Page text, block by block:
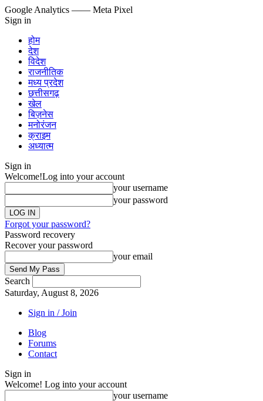
Google Analytics —— Meta Pixel
Sign in
होम
देश
विदेश
राजनीतिक
मध्य प्रदेश
छत्तीसगढ़
खेल
बिज़नेस
मनोरंजन
क्राइम
अध्यात्म
Sign in
Welcome!Log into your account
your username
your password
Forgot your password?
Password recovery
Recover your password
your email
Search
Saturday, August 8, 2026
Sign in / Join
Blog
Forums
Contact
Sign in
Welcome! Log into your account
your username